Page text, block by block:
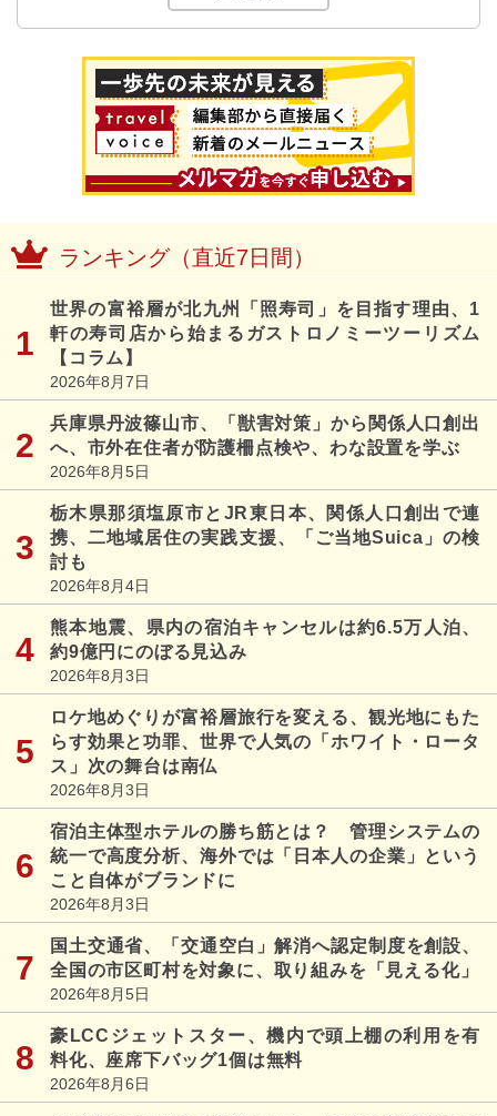
ランキング（直近7日間）
世界の富裕層が北九州「照寿司」を目指す理由、1
軒の寿司店から始まるガストロノミーツーリズム
【コラム】
2026年8月7日
兵庫県丹波篠山市、「獣害対策」から関係人口創出
へ、市外在住者が防護柵点検や、わな設置を学ぶ
2026年8月5日
栃木県那須塩原市とJR東日本、関係人口創出で連
携、二地域居住の実践支援、「ご当地Suica」の検
討も
2026年8月4日
熊本地震、県内の宿泊キャンセルは約6.5万人泊、
約9億円にのぼる見込み
2026年8月3日
ロケ地めぐりが富裕層旅行を変える、観光地にもた
らす効果と功罪、世界で人気の「ホワイト・ロータ
ス」次の舞台は南仏
2026年8月3日
宿泊主体型ホテルの勝ち筋とは？ 管理システムの
統一で高度分析、海外では「日本人の企業」という
こと自体がブランドに
2026年8月3日
国土交通省、「交通空白」解消へ認定制度を創設、
全国の市区町村を対象に、取り組みを「見える化」
2026年8月5日
豪LCCジェットスター、機内で頭上棚の利用を有
料化、座席下バッグ1個は無料
2026年8月6日